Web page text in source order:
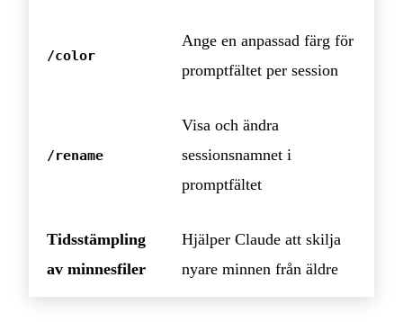
/color
Ange en anpassad färg för
promptfältet per session
/rename
Visa och ändra
sessionsnamnet i
promptfältet
Tidsstämpling
av minnesfiler
Hjälper Claude att skilja
nyare minnen från äldre